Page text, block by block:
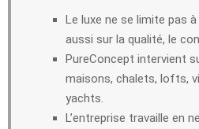
Le luxe ne se limite pas à
aussi sur la qualité, le
PureConcept intervient
maisons, chalets, lofts,
yachts.
L’entreprise travaille en